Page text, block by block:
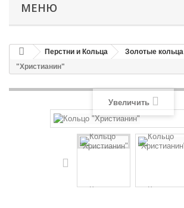
МЕНЮ
Перстни и Кольца Золотые кольца
"Христианин"
Увеличить